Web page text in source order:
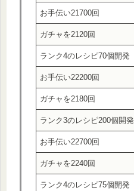
お手伝い21700回
ガチャを2120回
ランク4のレシピ70個開発
お手伝い22200回
ガチャを2180回
ランク3のレシピ200個開発
お手伝い22700回
ガチャを2240回
ランク4のレシピ75個開発